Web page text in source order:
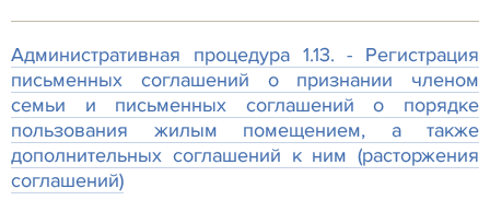
Административная процедура 1.13. - Регистрация
письменных соглашений о признании членом
семьи и письменных соглашений о порядке
пользования жилым помещением, а также
дополнительных соглашений к ним (расторжения
соглашений)